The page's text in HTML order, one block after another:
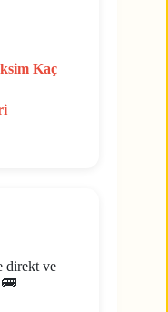
Kaç
direkt ve
🚌